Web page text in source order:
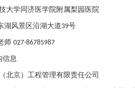
技大学同济医学院附属梨园医院
湖风景区沿湖大道39号
师 027-86785987
信息
建（北京）工程管理有